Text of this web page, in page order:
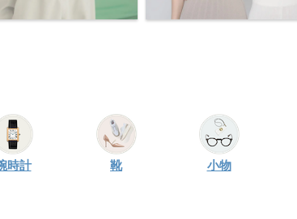
時計 靴 小物